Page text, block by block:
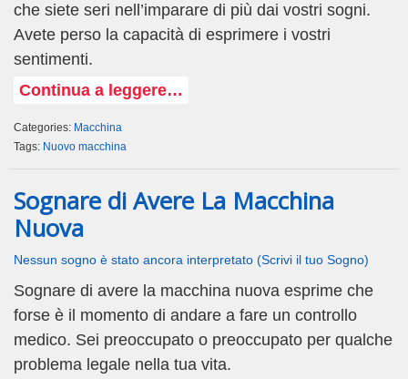
che siete seri nell’imparare di più dai vostri sogni.
Avete perso la capacità di esprimere i vostri
sentimenti.
Continua a leggere…
Categories: Macchina
Tags: Nuovo macchina
Sognare di Avere La Macchina
Nuova
Nessun sogno è stato ancora interpretato (Scrivi il tuo Sogno)
Sognare di avere la macchina nuova esprime che
forse è il momento di andare a fare un controllo
medico. Sei preoccupato o preoccupato per qualche
problema legale nella tua vita.